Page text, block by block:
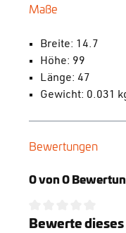
Maße
Breite: 14.7
Höhe: 99
Länge: 47
Gewicht: 0.031
Bewertungen
0 von 0
Durchschnittliche
Bewerte